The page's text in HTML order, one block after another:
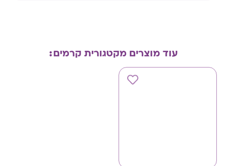
עוד מוצרים מקטגורית קרמים :